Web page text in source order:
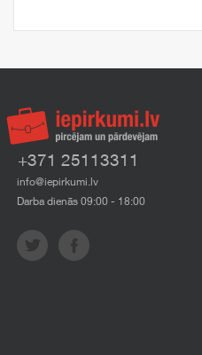
+371 25113311
info@iepirkumi.lv
Darba dienās 09:00 - 18:00